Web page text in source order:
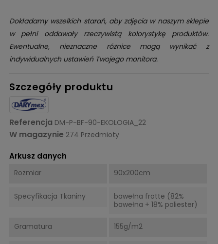
Dokładamy wszelkich starań, aby zdjęcia w naszym sklepie
w pełni oddawały rzeczywistą kolorystykę produktów.
Ewentualne, nieznaczne różnice mogą wynikać z
indywidualnych ustawień Twojego monitora.
Szczegóły produktu
Referencja DM-P-BF-90-EKOLOGIA_22
W magazynie 274 Przedmioty
Arkusz danych
Rozmiar 90x200cm
Specyfikacja Tkaniny
bawełna frotte (82%
bawełna + 18% poliester)
Gramatura 155g/m2